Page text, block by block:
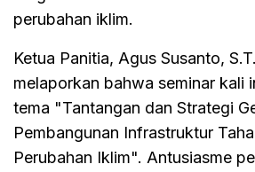
perubahan iklim.
Ketua Panitia, Agus Susanto,
melaporkan bahwa seminar kali
tema "Tantangan dan Strategi
Pembangunan Infrastruktur
Perubahan Iklim". Antusiasme